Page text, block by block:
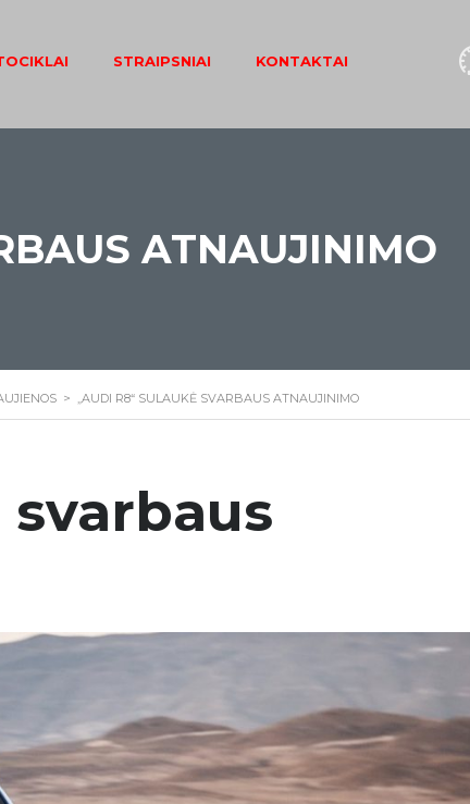
STRAIPSNIAI KONTAKTAI
ATNAUJINIMO
> „AUDI R8“ SULAUKĖ SVARBAUS ATNAUJINIMO
svarbaus